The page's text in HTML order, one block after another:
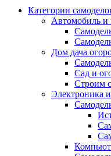
Категории
Автомобиль и
Дом дача
Сад и
Строим
Электроника